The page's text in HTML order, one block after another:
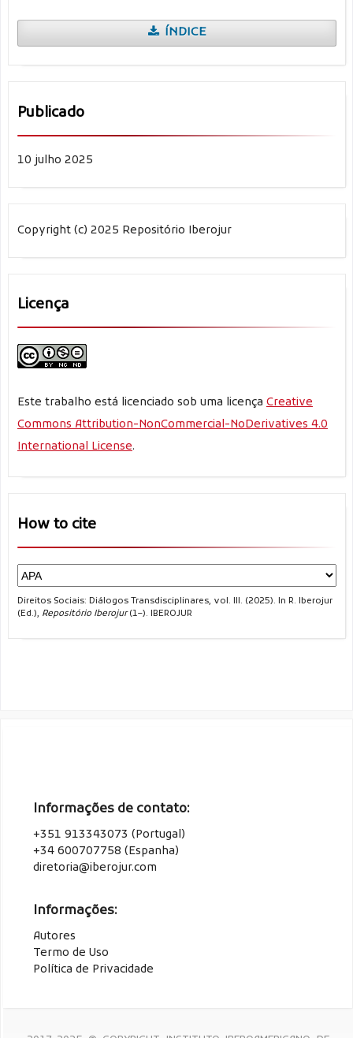
ÍNDICE
Publicado
10 julho 2025
Copyright (c) 2025 Repositório Iberojur
Licença
Este trabalho está licenciado sob uma licença Creative
Commons Attribution-NonCommercial-NoDerivatives 4.0
International License.
How to cite
Direitos Sociais: Diálogos Transdisciplinares, vol. III. (2025). In R. Iberojur
(Ed.), Repositório Iberojur(1–). IBEROJUR
Informações de contato:
+351 913343073 (Portugal)
+34 600707758 (Espanha)
diretoria@iberojur.com
Informações:
Autores
Termo de Uso
Política de Privacidade